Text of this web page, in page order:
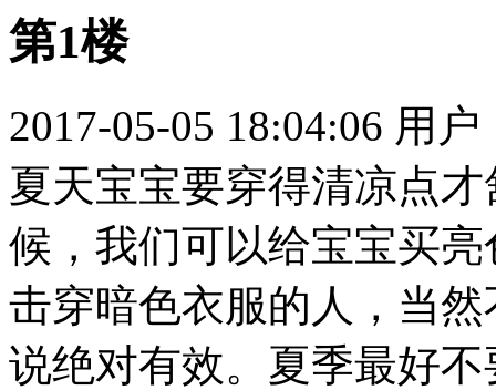
第1楼
2017-05-05 18:04:06 用户
夏天宝宝要穿得清凉点
候，我们可以给宝宝买
击穿暗色衣服的人，当
说绝对有效。夏季最好